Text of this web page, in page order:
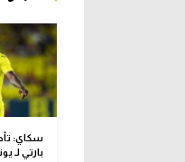
سكاي:
بارتي لـ يونيو